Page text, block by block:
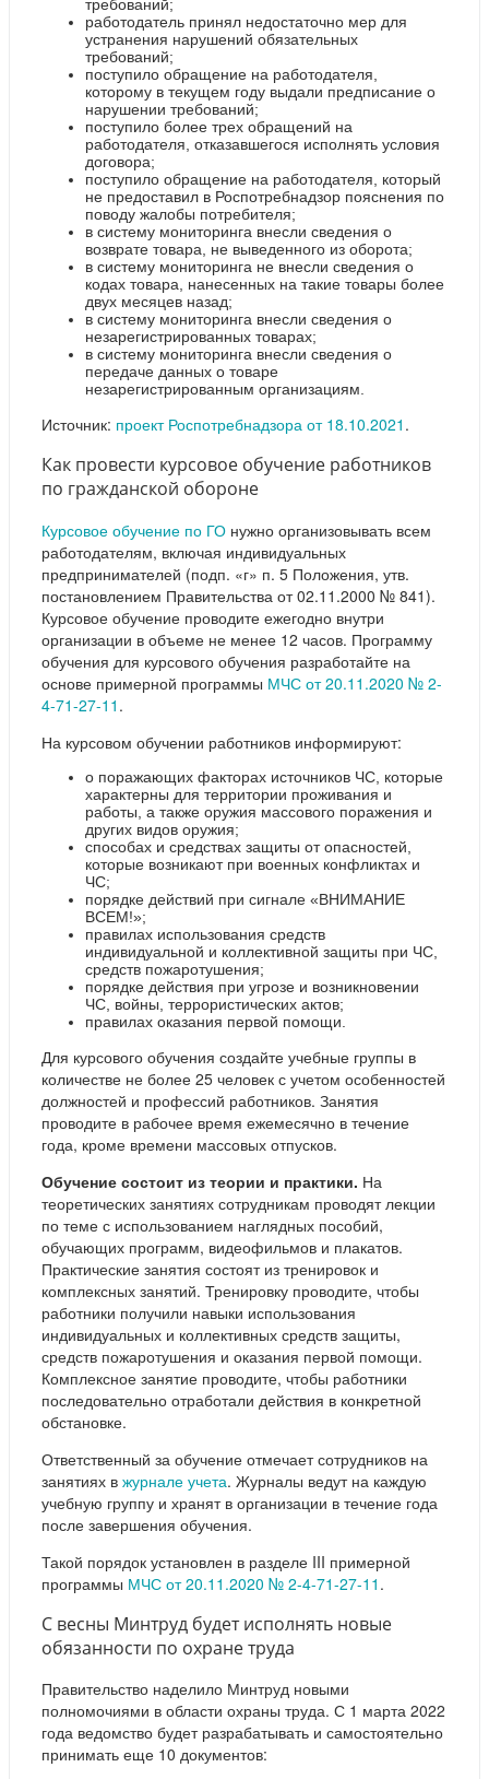
требований;
работодатель принял недостаточно мер для
устранения нарушений обязательных
требований;
поступило обращение на работодателя,
которому в текущем году выдали предписание о
нарушении требований;
поступило более трех обращений на
работодателя, отказавшегося исполнять условия
договора;
поступило обращение на работодателя, который
не предоставил в Роспотребнадзор пояснения по
поводу жалобы потребителя;
в систему мониторинга внесли сведения о
возврате товара, не выведенного из оборота;
в систему мониторинга не внесли сведения о
кодах товара, нанесенных на такие товары более
двух месяцев назад;
в систему мониторинга внесли сведения о
незарегистрированных товарах;
в систему мониторинга внесли сведения о
передаче данных о товаре
незарегистрированным организациям.
Источник: проект Роспотребнадзора от 18.10.2021 .
Как провести курсовое обучение работников
по гражданской обороне
Курсовое обучение по ГО нужно организовывать всем
работодателям, включая индивидуальных
предпринимателей (подп. «г» п. 5 Положения, утв.
постановлением Правительства от 02.11.2000 № 841).
Курсовое обучение проводите ежегодно внутри
организации в объеме не менее 12 часов. Программу
обучения для курсового обучения разработайте на
основе примерной программы МЧС от 20.11.2020 № 2-
4-71-27-11 .
На курсовом обучении работников информируют:
о поражающих факторах источников ЧС, которые
характерны для территории проживания и
работы, а также оружия массового поражения и
других видов оружия;
способах и средствах защиты от опасностей,
которые возникают при военных конфликтах и
ЧС;
порядке действий при сигнале «ВНИМАНИЕ
ВСЕМ!»;
правилах использования средств
индивидуальной и коллективной защиты при ЧС,
средств пожаротушения;
порядке действия при угрозе и возникновении
ЧС, войны, террористических актов;
правилах оказания первой помощи.
Для курсового обучения создайте учебные группы в
количестве не более 25 человек с учетом особенностей
должностей и профессий работников. Занятия
проводите в рабочее время ежемесячно в течение
года, кроме времени массовых отпусков.
Обучение состоит из теории и практики. На
теоретических занятиях сотрудникам проводят лекции
по теме с использованием наглядных пособий,
обучающих программ, видеофильмов и плакатов.
Практические занятия состоят из тренировок и
комплексных занятий. Тренировку проводите, чтобы
работники получили навыки использования
индивидуальных и коллективных средств защиты,
средств пожаротушения и оказания первой помощи.
Комплексное занятие проводите, чтобы работники
последовательно отработали действия в конкретной
обстановке.
Ответственный за обучение отмечает сотрудников на
занятиях в журнале учета. Журналы ведут на каждую
учебную группу и хранят в организации в течение года
после завершения обучения.
Такой порядок установлен в разделе III примерной
программы МЧС от 20.11.2020 № 2-4-71-27-11 .
С весны Минтруд будет исполнять новые
обязанности по охране труда
Правительство наделило Минтруд новыми
полномочиями в области охраны труда. С 1 марта 2022
года ведомство будет разрабатывать и самостоятельно
принимать еще 10 документов: